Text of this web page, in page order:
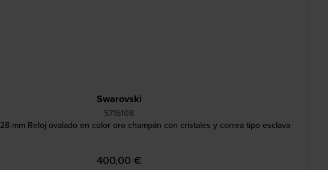
Swarovski
5716108
mm Reloj ovalado en color oro champán con cristales y correa tipo esclava
400,00 €